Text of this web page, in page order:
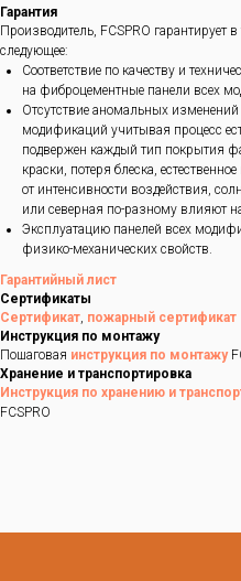
Гарантия
Производитель, FCSPRO гарантирует
следующее:
Соответствие по качеству и
на фиброцементные панели всех
Отсутствие аномальных
модификаций учитывая процесс
подвержен каждый тип покрытия
краски, потеря блеска,
от интенсивности воздействия,
или северная по-разному влияют
Эксплуатацию панелей всех
физико-механических свойств.
Гарантийный лист
Сертификаты
Сертификат, пожарный сертификат
Инструкция по монтажу
Пошаговая инструкция по монтажу
Хранение и транспортировка
Инструкция по хранению и
FCSPRO